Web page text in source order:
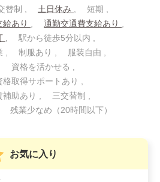
替制 土日休み
短期
給あり
通勤交通費支給あり
駅から徒歩5分以内
制服あり
服装自由
資格を活かせる
格取得サポートあり
補助あり
三交替制
残業少なめ（20時間以下）
お気に入り